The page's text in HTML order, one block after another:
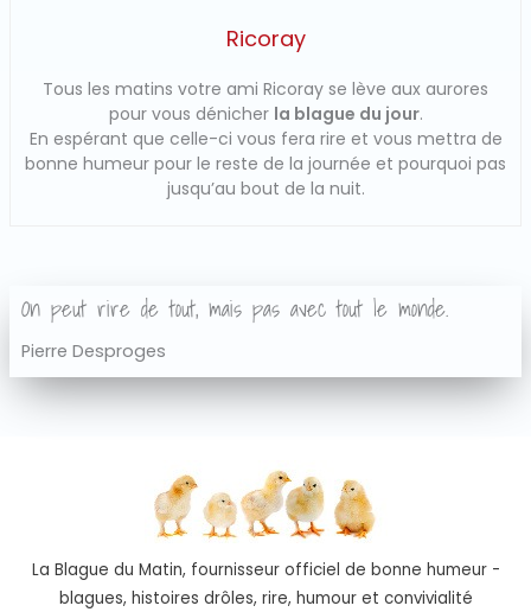
Ricoray
Tous les matins votre ami Ricoray se lève aux aurores
pour vous dénicher la blague du jour.
En espérant que celle-ci vous fera rire et vous mettra de
bonne humeur pour le reste de la journée et pourquoi pas
jusqu’au bout de la nuit.
On peut rire de tout, mais pas avec tout le monde.
Pierre Desproges
La Blague du Matin, fournisseur officiel de bonne humeur -
blagues, histoires drôles, rire, humour et convivialité